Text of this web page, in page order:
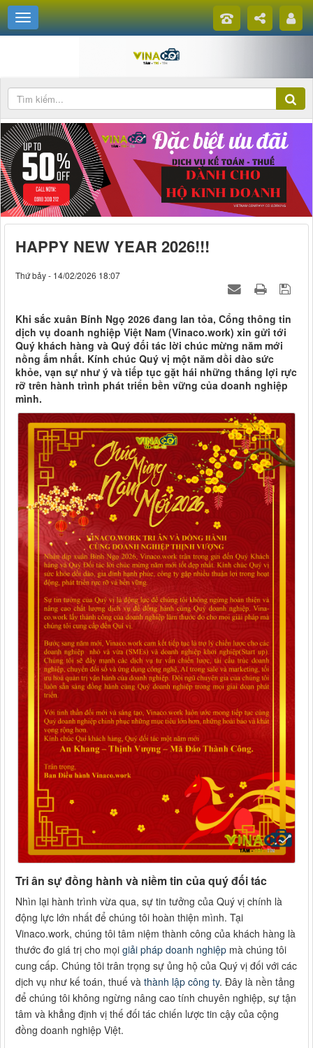
HAPPY NEW YEAR 2026!!!
Thứ bảy - 14/02/2026 18:07
Khi sắc xuân Bính Ngọ 2026 đang lan tỏa, Cổng thông tin
dịch vụ doanh nghiệp Việt Nam (Vinaco.work) xin gửi tới
Quý khách hàng và Quý đối tác lời chúc mừng năm mới
nồng ấm nhất. Kính chúc Quý vị một năm dồi dào sức
khỏe, vạn sự như ý và tiếp tục gặt hái những thắng lợi rực
rỡ trên hành trình phát triển bền vững của doanh nghiệp
mình.
Tri ân sự đồng hành và niềm tin của quý đối tác
Nhìn lại hành trình vừa qua, sự tin tưởng của Quý vị chính là
động lực lớn nhất để chúng tôi hoàn thiện mình. Tại
Vinaco.work, chúng tôi tâm niệm thành công của khách hàng là
thước đo giá trị cho mọi giải pháp doanh nghiệp mà chúng tôi
cung cấp. Chúng tôi trân trọng sự ủng hộ của Quý vị đối với các
dịch vụ như kế toán, thuế và thành lập công ty. Đây là nền tảng
để chúng tôi không ngừng nâng cao tính chuyên nghiệp, sự tận
tâm và khẳng định vị thế đối tác chiến lược tin cậy của cộng
đồng doanh nghiệp Việt.